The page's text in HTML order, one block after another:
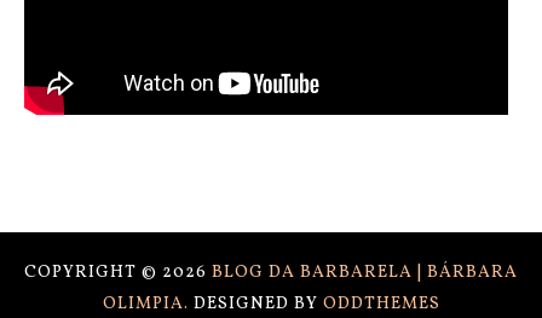
COPYRIGHT © 2026 BLOG DA BARBARELA | BÁRBARA
OLIMPIA. DESIGNED BY ODDTHEMES